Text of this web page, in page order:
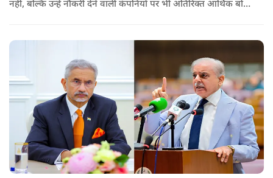
नहीं, बल्कि उन्हें नौकरी देने वाली कंपनियों पर भी अतिरिक्त आर्थिक बोझ
वीजा का समय-समय पर नवीनीकरण कराते हैं.